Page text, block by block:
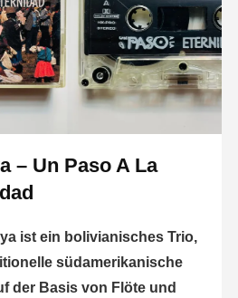
– Un Paso A La
ist ein bolivianisches Trio,
südamerikanische
der Basis von Flöte und